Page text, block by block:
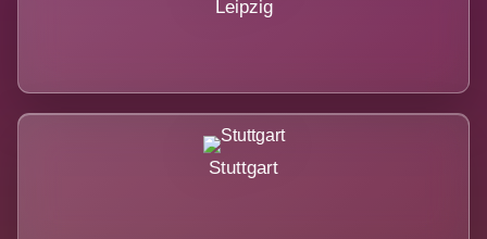
Leipzig
Stuttgart